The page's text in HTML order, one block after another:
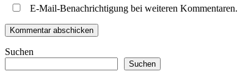
E-Mail-Benachrichtigung bei weiteren Kommentaren.
Suchen
Suchen